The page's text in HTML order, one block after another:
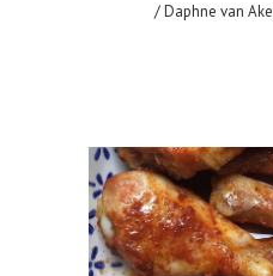
/ Daphne van